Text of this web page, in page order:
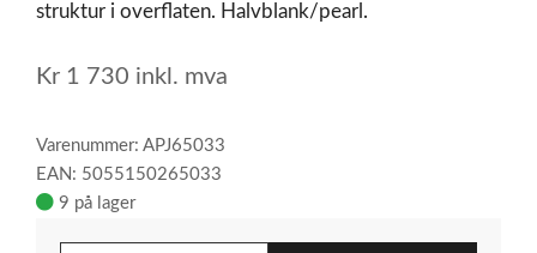
struktur i overflaten. Halvblank/pearl.
Kr 1 730 inkl. mva
Varenummer: APJ65033
EAN: 5055150265033
9 på lager